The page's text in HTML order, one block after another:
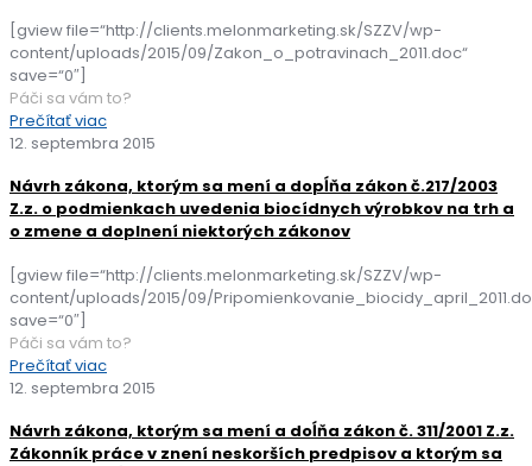
[gview file=“http://clients.melonmarketing.sk/SZZV/wp-
content/uploads/2015/09/Zakon_o_potravinach_2011.doc“
save=“0″]
Páči sa vám to?
Prečítať viac
12. septembra 2015
Návrh zákona, ktorým sa mení a dopĺňa zákon č.217/2003
Z.z. o podmienkach uvedenia biocídnych výrobkov na trh a
o zmene a doplnení niektorých zákonov
[gview file=“http://clients.melonmarketing.sk/SZZV/wp-
content/uploads/2015/09/
save=“0″]
Páči sa vám to?
Prečítať viac
12. septembra 2015
Návrh zákona, ktorým sa mení a doĺňa zákon č. 311/2001 Z.z.
Zákonník práce v znení neskorších predpisov a ktorým sa